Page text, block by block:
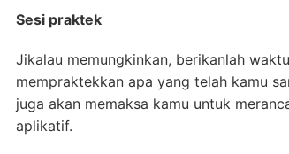
Sesi praktek
Jikalau memungkinkan, berikanlah
mempraktekkan apa yang telah kamu
juga akan memaksa kamu untuk
aplikatif.